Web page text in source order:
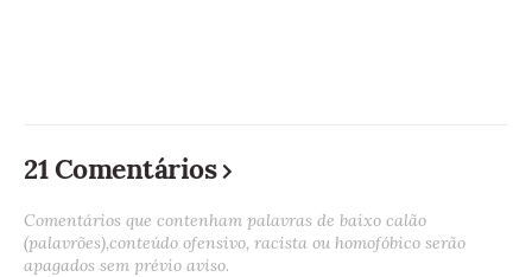
21 Comentários
Comentários que contenham palavras de baixo calão
(palavrões),conteúdo ofensivo, racista ou homofóbico serão
apagados sem prévio aviso.